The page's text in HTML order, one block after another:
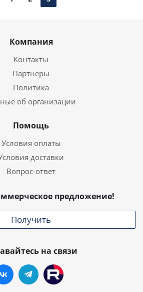
Компания
Контакты
Партнеры
Политика
об организации
Помощь
Условия оплаты
доставки
Вопрос-ответ
предложение!
Получить
на связи